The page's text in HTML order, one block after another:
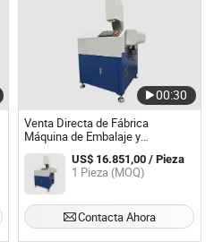
00:30
Venta Directa de Fábrica
Máquina de Embalaje y
Formación de Bordes Cuadrados
de Cuatro LadosUS$ 16.851,00 / Pieza
1 Pieza (MOQ)
Contacta Ahora